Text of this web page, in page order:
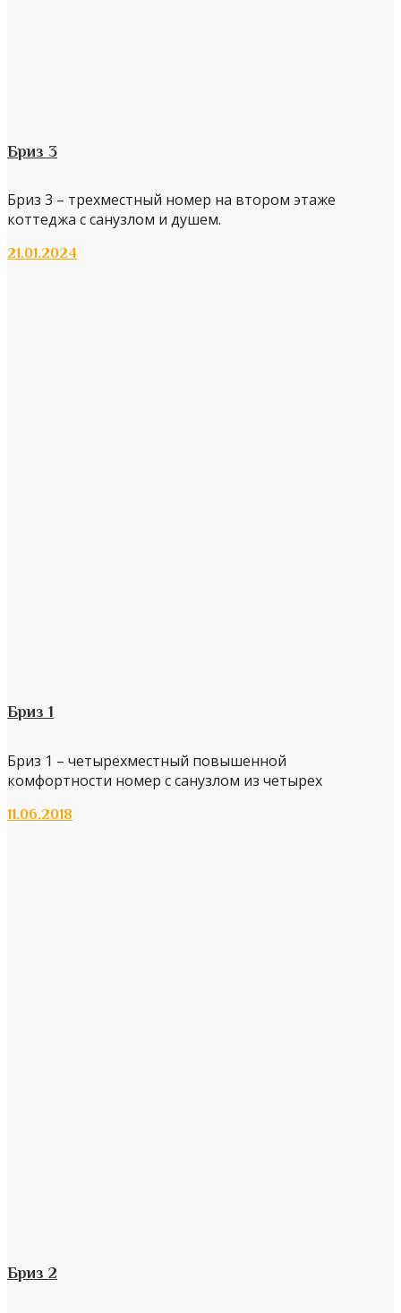
Бриз 3
Бриз 3 – трехместный номер на втором этаже
коттеджа с санузлом и душем.
21.01.2024
Бриз 1
Бриз 1 – четырехместный повышенной
комфортности номер с санузлом из четырех
11.06.2018
Бриз 2